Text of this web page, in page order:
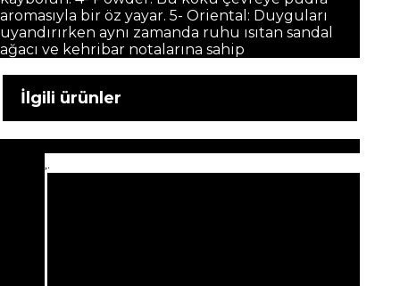
aromasıyla bir öz yayar. 5- Oriental: Duyguları
uyandırırken aynı zamanda ruhu ısıtan sandal
ağacı ve kehribar notalarına sahip
İlgili ürünler